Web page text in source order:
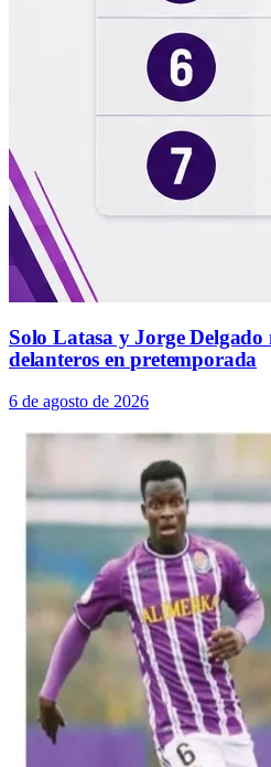
Solo Latasa y Jorge
delanteros en pretemporada
6 de agosto de 2026